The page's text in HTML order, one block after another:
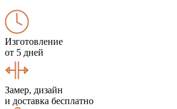
Изготовление
от 5 дней
Замер, дизайн
и доставка бесплатно